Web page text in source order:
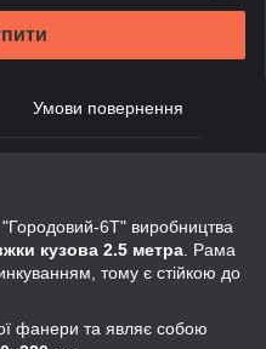
Умови повернення
6Т" виробництва
кузова 2.5 метра . Рама
тому є стійкою до
фанери та являє собою